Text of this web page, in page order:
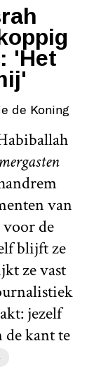
'Het
de Koning
van
voor de
blijft ze
ze vast
jezelf
de kant te